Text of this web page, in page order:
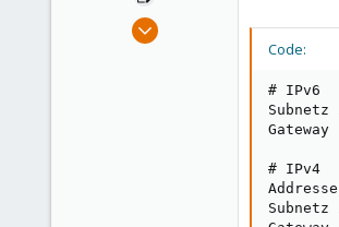
Aug 5, 2018
Code:
# IPv6
# IPv4
Subnetz